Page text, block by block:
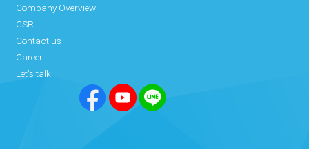
Company Overview
CSR
Contact us
Career
Let's talk